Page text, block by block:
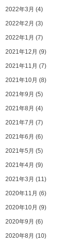
2022年3月 (4)
2022年2月 (3)
2022年1月 (7)
2021年12月 (9)
2021年11月 (7)
2021年10月 (8)
2021年9月 (5)
2021年8月 (4)
2021年7月 (7)
2021年6月 (6)
2021年5月 (5)
2021年4月 (9)
2021年3月 (11)
2020年11月 (6)
2020年10月 (9)
2020年9月 (6)
2020年8月 (10)